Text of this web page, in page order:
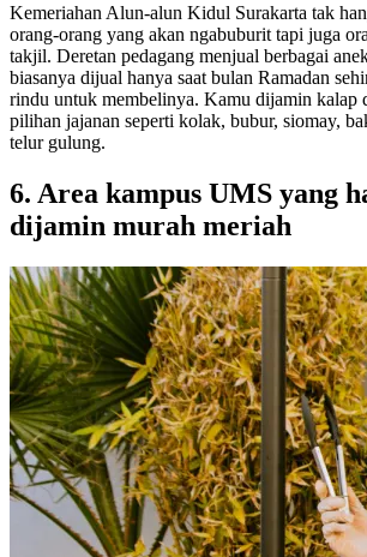
Kemeriahan Alun-alun Kidul Surakarta tak
orang-orang yang akan ngabuburit tapi juga
takjil. Deretan pedagang menjual berbagai
biasanya dijual hanya saat bulan Ramadan
rindu untuk membelinya. Kamu dijamin kalap
pilihan jajanan seperti kolak, bubur, siomay,
telur gulung.
6. Area kampus UMS yang
dijamin murah meriah